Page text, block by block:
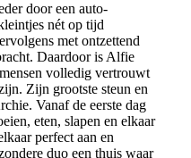
door een auto-
nét op tijd
met ontzettend
Daardoor is Alfie
volledig vertrouwt
Zijn grootste steun en
Vanaf de eerste dag
eten, slapen en elkaar
perfect aan en
duo een thuis waar